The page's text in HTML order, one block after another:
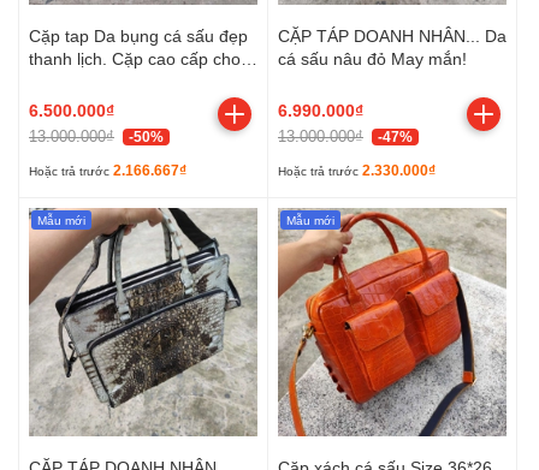
Cặp tap Da bụng cá sấu đẹp
thanh lịch. Cặp cao cấp cho
6.500.000₫
13.000.000₫ -50%
Hoặc trả trước 2.166.667₫
CẶP TÁP DOANH NHÂN... Da
cá sấu nâu đỏ May mắn!
6.990.000₫
13.000.000₫ -47%
Hoặc trả trước 2.330.000₫
Mẫu mới Mẫu mới